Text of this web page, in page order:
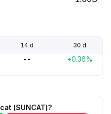
14 d 30 d
-- +0.36%
(SUNCAT)?